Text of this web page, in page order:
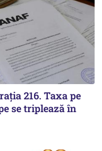
216. Taxa pe
se triplează în